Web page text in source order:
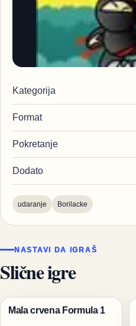
Kategorija
Format
Pokretanje
Dodato
udaranje Borilacke
NASTAVI DA IGRAŠ
Slične igre
Trke
Mala crvena Formula 1